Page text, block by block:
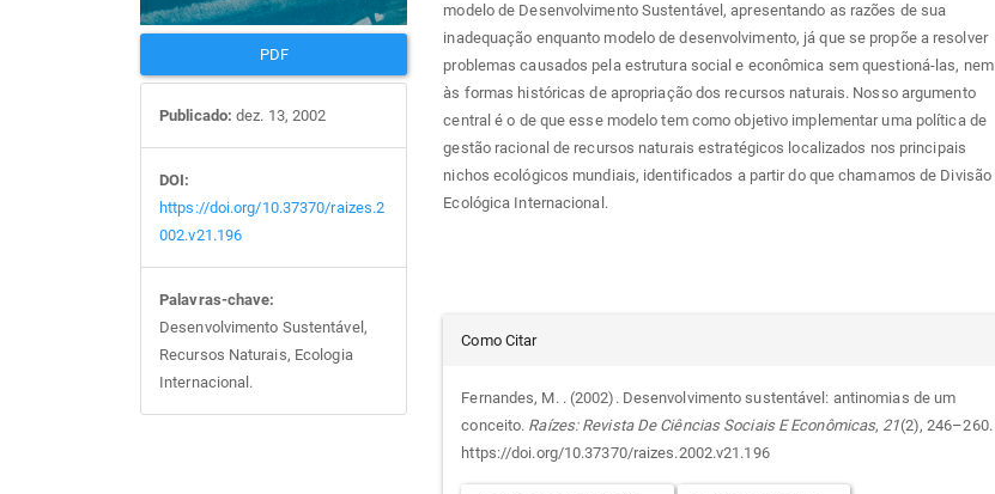
PDF
Publicado: dez. 13, 2002
DOI:
https://doi.org/10.37370/raizes.2
002.v21.196
Palavras-chave:
Desenvolvimento Sustentável,
Recursos Naturais, Ecologia
Internacional.
modelo de Desenvolvimento Sustentável, apresentando as razões de sua
inadequação enquanto modelo de desenvolvimento, já que se propõe a resolver
problemas causados pela estrutura social e econômica sem questioná-las, nem
às formas históricas de apropriação dos recursos naturais. Nosso argumento
central é o de que esse modelo tem como objetivo implementar uma política de
gestão racional de recursos naturais estratégicos localizados nos principais
nichos ecológicos mundiais, identificados a partir do que chamamos de Divisão
Ecológica Internacional.
Detalhes
do
artigo
Como Citar
Fernandes, M. . (2002). Desenvolvimento sustentável: antinomias de um
conceito. Raízes: Revista De Ciências Sociais E Econômicas, 21(2), 246–260.
https://doi.org/10.37370/raizes.2002.v21.196